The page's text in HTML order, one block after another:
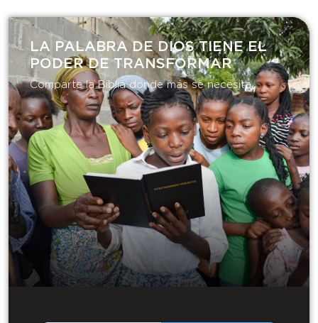
LA PALABRA DE DIOS TIENE EL
PODER DE TRANSFORMAR​
Comparte la Biblia donde más se necesita.